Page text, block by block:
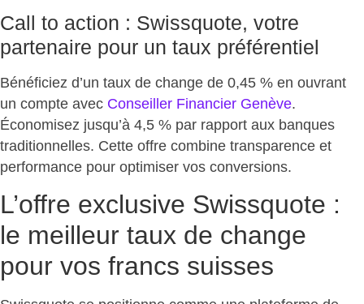
Call to action : Swissquote, votre
partenaire pour un taux préférentiel
Bénéficiez d’un taux de change de 0,45 % en ouvrant
un compte avec Conseiller Financier Genève.
Économisez jusqu’à 4,5 % par rapport aux banques
traditionnelles. Cette offre combine transparence et
performance pour optimiser vos conversions.
L’offre exclusive Swissquote :
le meilleur taux de change
pour vos francs suisses